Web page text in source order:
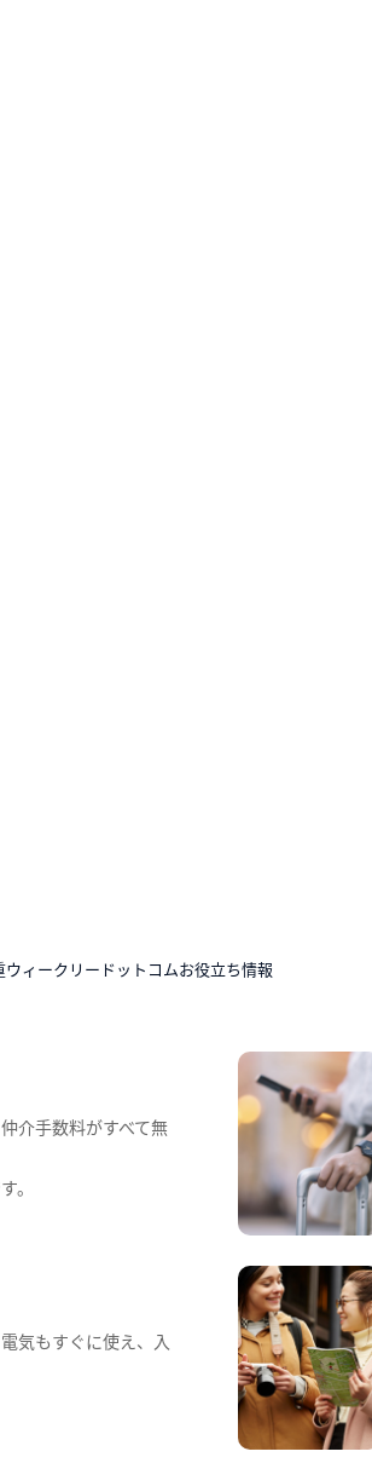
ウィークリードットコムお役立ち情報
介手数料がすべて無
。
気もすぐに使え、入